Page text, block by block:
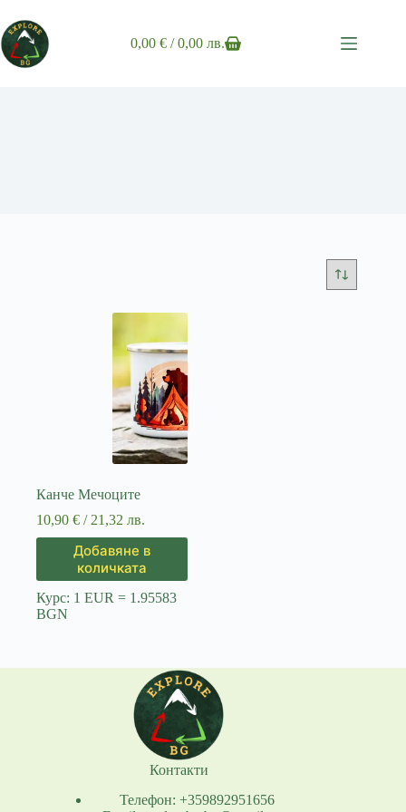
to
content
Shopping
0,00€ / 0,00 лв.
Канче Мечоците
10,90 € / 21,32 лв.
Добавяне в
количката
Курс: 1 EUR = 1.95583
BGN
Контакти
Телефон: +359892951656